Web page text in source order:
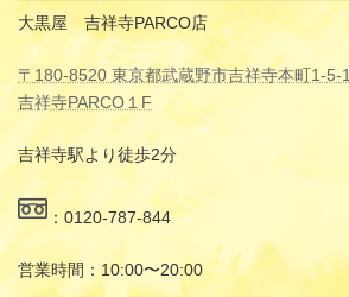
大黒屋 吉祥寺PARCO店
〒180-8520 東京都武蔵野市吉祥寺本町1-5-1
吉祥寺PARCO１F
吉祥寺駅より徒歩2分
：0120-787-844
営業時間：10:00〜20:00